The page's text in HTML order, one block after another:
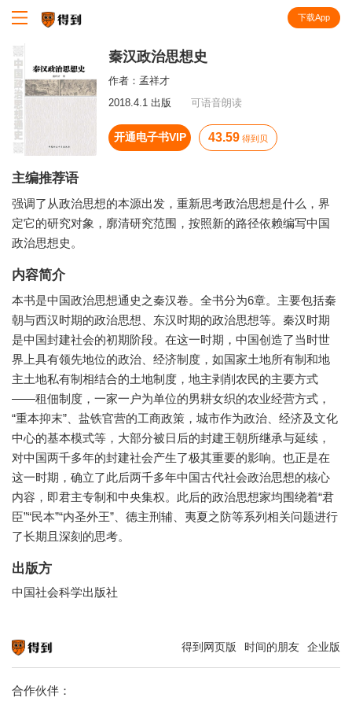
下载App
秦汉政治思想史
作者： 孟祥才
2018.4.1 出版
可语音朗读
开通电子书VIP 43.59 得到贝
主编推荐语
强调了从政治思想的本源出发，重新思考政治思想是什么，界
定它的研究对象，廓清研究范围，按照新的路径依赖编写中国
政治思想史。
内容简介
本书是中国政治思想通史之秦汉卷。全书分为6章。主要包括秦
朝与西汉时期的政治思想、东汉时期的政治思想等。秦汉时期
是中国封建社会的初期阶段。在这一时期，中国创造了当时世
界上具有领先地位的政治、经济制度，如国家土地所有制和地
主土地私有制相结合的土地制度，地主剥削农民的主要方式
——租佃制度，一家一户为单位的男耕女织的农业经营方式，
“重本抑末”、盐铁官营的工商政策，城市作为政治、经济及文化
中心的基本模式等，大部分被日后的封建王朝所继承与延续，
对中国两千多年的封建社会产生了极其重要的影响。也正是在
这一时期，确立了此后两千多年中国古代社会政治思想的核心
内容，即君主专制和中央集权。此后的政治思想家均围绕着“君
臣”“民本”“内圣外王”、德主刑辅、夷夏之防等系列相关问题进行
了长期且深刻的思考。
出版方
中国社会科学出版社
得到网页版 时间的朋友 企业版
合作伙伴：